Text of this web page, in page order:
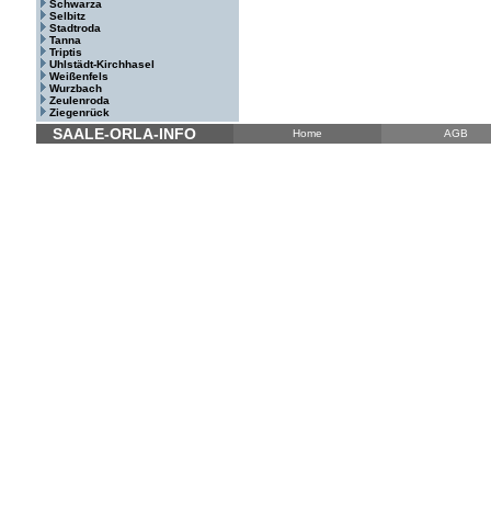
Schwarza
Selbitz
Stadtroda
Tanna
Triptis
Uhlstädt-Kirchhasel
Weißenfels
Wurzbach
Zeulenroda
Ziegenrück
SAALE-ORLA-INFO Home AGB